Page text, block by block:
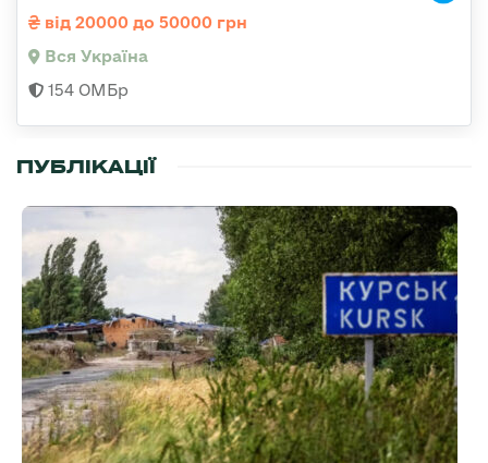
від 20000 до 50000 грн
Вся Україна
154 ОМБр
ПУБЛІКАЦІЇ